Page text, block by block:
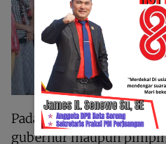
Padahal, sebut dia,
gubernur maupun